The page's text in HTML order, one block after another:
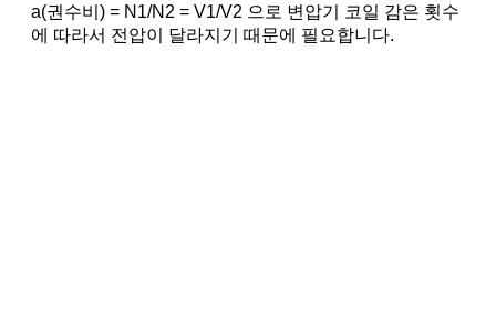
a(권수비) = N1/N2 = V1/V2 으로 변압기 코일 감은 횟수
에 따라서 전압이 달라지기 때문에 필요합니다.